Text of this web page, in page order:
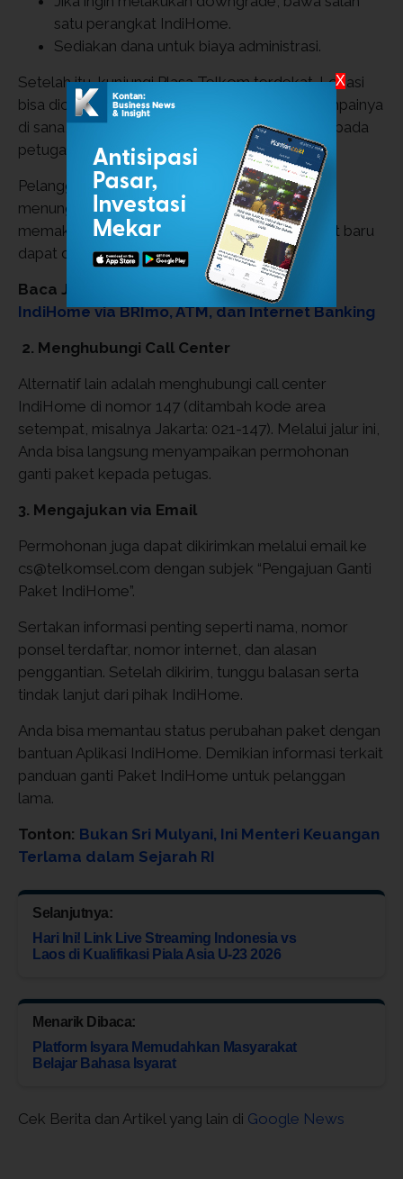
satu perangkat IndiHome.
Sediakan dana untuk biaya administrasi.
Setelah itu, kunjungi Plasa Telkom terdekat. Lokasi
bisa dicek melalui situs resmi IndiHome. Sesampainya
di sana, ambil antrean dan sampaikan tujuan kepada
petugas customer service.
Pelanggan akan diminta mengisi formulir dan
menunggu proses penggantian, yang biasanya
memakan waktu sekitar 1x24 jam. Status paket baru
dapat dipantau melalui aplikasi myIndiHome.
Baca Juga:
Inilah Cara Bayar Tagihan WiFi
IndiHome via BRImo, ATM, dan Internet Banking
2. Menghubungi Call Center
Alternatif lain adalah menghubungi call center
IndiHome di nomor 147 (ditambah kode area
setempat, misalnya Jakarta: 021-147). Melalui jalur ini,
Anda bisa langsung menyampaikan permohonan
ganti paket kepada petugas.
3. Mengajukan via Email
Permohonan juga dapat dikirimkan melalui email ke
cs@telkomsel.com dengan subjek “Pengajuan Ganti
Paket IndiHome”.
Sertakan informasi penting seperti nama, nomor
ponsel terdaftar, nomor internet, dan alasan
penggantian. Setelah dikirim, tunggu balasan serta
tindak lanjut dari pihak IndiHome.
Anda bisa memantau status perubahan paket dengan
bantuan Aplikasi IndiHome. Demikian informasi terkait
panduan ganti Paket IndiHome untuk pelanggan
lama.
Tonton: Bukan Sri Mulyani, Ini Menteri Keuangan
Terlama dalam Sejarah RI
Selanjutnya:
Hari Ini! Link Live Streaming Indonesia vs
Laos di Kualifikasi Piala Asia U-23 2026
Menarik Dibaca:
Platform Isyara Memudahkan Masyarakat
Belajar Bahasa Isyarat
Cek Berita dan Artikel yang lain di Google News
X